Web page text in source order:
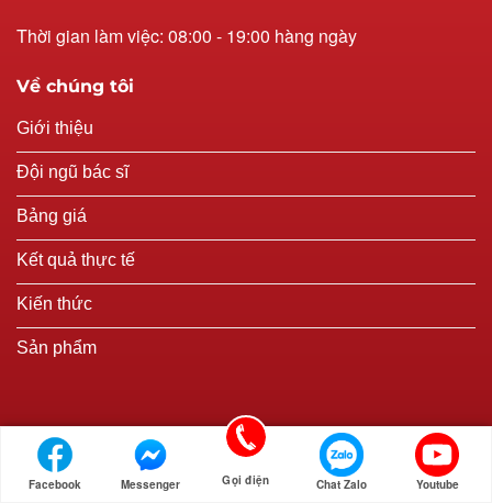
Thời gian làm việc: 08:00 - 19:00 hàng ngày
Về chúng tôi
Giới thiệu
Đội ngũ bác sĩ
Bảng giá
Kết quả thực tế
Kiến thức
Sản phẩm
Facebook Messenger Gọi điện Chat Zalo Youtube